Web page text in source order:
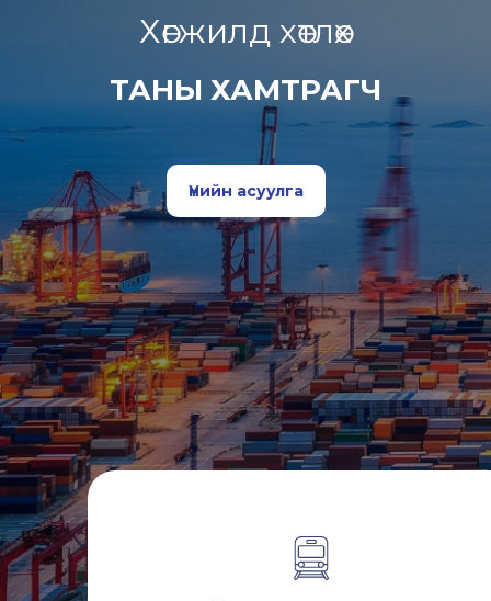
Хөгжилд хөтлөх
ТАНЫ ХАМТРАГЧ
Үнийн асуулга